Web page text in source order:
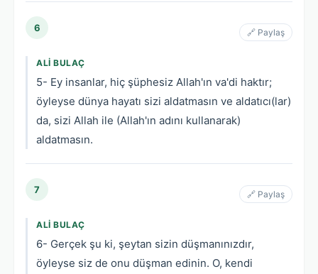
6 🔗 Paylaş
ALI BULAÇ
5- Ey insanlar, hiç şüphesiz Allah'ın va'di haktır;
öyleyse dünya hayatı sizi aldatmasın ve aldatıcı(lar)
da, sizi Allah ile (Allah'ın adını kullanarak)
aldatmasın.
7 🔗 Paylaş
ALI BULAÇ
6- Gerçek şu ki, şeytan sizin düşmanınızdır,
öyleyse siz de onu düşman edinin. O, kendi